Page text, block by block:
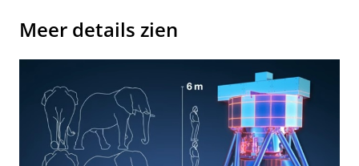
Meer details zien